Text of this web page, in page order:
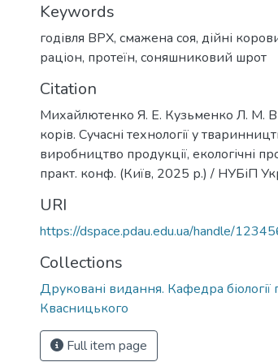
Keywords
годівля ВРХ, смажена соя, дійні
раціон, протеїн, соняшниковий шрот
Citation
Михайлютенко Я. Е. Кузьменко Л. М.
корів. Сучасні технології у
виробництво продукції, екологічні
практ. конф. (Київ, 2025 р.) / НУБіП
URI
https://dspace.pdau.edu.ua/handle/
Collections
Друковані видання. Кафедра біології
Квасницького
Full item page